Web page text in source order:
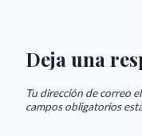
Deja una
Tu dirección de correo
campos obligatorios